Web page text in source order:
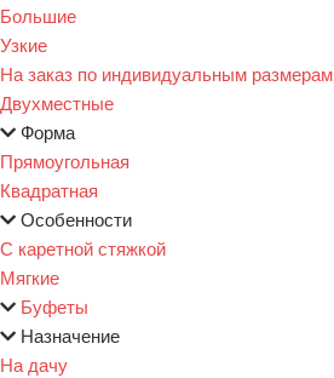
Большие
Узкие
На заказ по индивидуальным размерам
Двухместные
Форма
Прямоугольная
Квадратная
Особенности
С каретной стяжкой
Мягкие
Буфеты
Назначение
На дачу